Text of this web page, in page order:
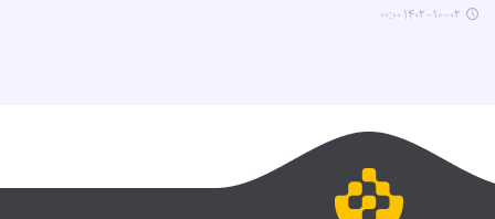
۱۴۰۲-۱۰-۰۲ ۰۰:۰۰